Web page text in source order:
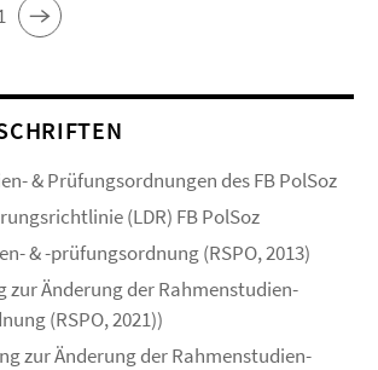
& Prüfungsordnungen des FB PolSoz
(LDR) FB PolSoz
& -prüfungsordnung (RSPO, 2013)
zur Änderung der Rahmenstudien-
(RSPO, 2021))
zur Änderung der Rahmenstudien-